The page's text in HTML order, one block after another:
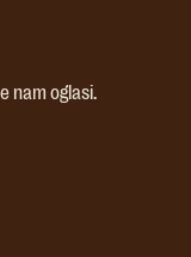
nam oglasi.